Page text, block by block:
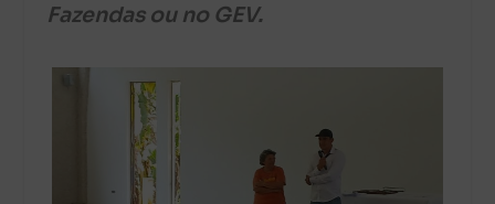
Fazendas ou no GEV.